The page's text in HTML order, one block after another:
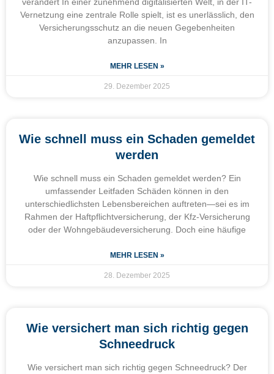
Vernetzung eine zentrale Rolle spielt, ist es unerlässlich, den
Versicherungsschutz an die neuen Gegebenheiten
anzupassen. In
MEHR LESEN »
29. Dezember 2025
Wie schnell muss ein Schaden gemeldet
werden
Wie schnell muss ein Schaden gemeldet werden? Ein
umfassender Leitfaden Schäden können in den
unterschiedlichsten Lebensbereichen auftreten—sei es im
Rahmen der Haftpflichtversicherung, der Kfz-Versicherung
oder der Wohngebäudeversicherung. Doch eine häufige
MEHR LESEN »
28. Dezember 2025
Wie versichert man sich richtig gegen
Schneedruck
Wie versichert man sich richtig gegen Schneedruck? Der